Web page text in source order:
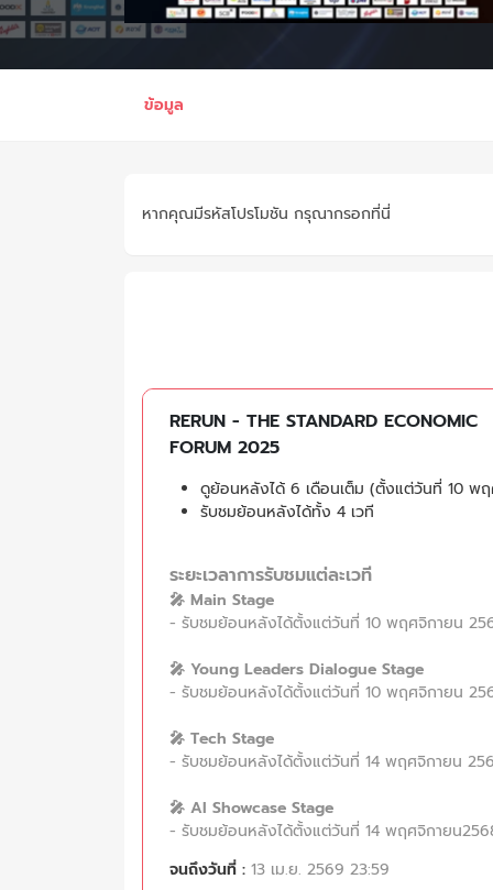
ข้อมูล
หากคุณมีรหัสโปรโมชัน กรุณากรอกที่นี่
RERUN - THE STANDARD ECONOMIC
FORUM 2025
ดูย้อนหลังได้ 6 เดือนเต็ม (ตั้งแต่วันที่ 10 พ
รับชมย้อนหลังได้ทั้ง 4 เวที
ระยะเวลาการรับชมแต่ละเวที
🎤 Main Stage
- รับชมย้อนหลังได้ตั้งแต่วันที่ 10 พฤศจิกายน
🎤 Young Leaders Dialogue Stage
- รับชมย้อนหลังได้ตั้งแต่วันที่ 10 พฤศจิกายน
🎤 Tech Stage
- รับชมย้อนหลังได้ตั้งแต่วันที่ 14 พฤศจิกายน
🎤 AI Showcase Stage
- รับชมย้อนหลังได้ตั้งแต่วันที่ 14 พฤศจิกายน
จนถึงวันที่ : 13 เม.ย. 2569 23:59